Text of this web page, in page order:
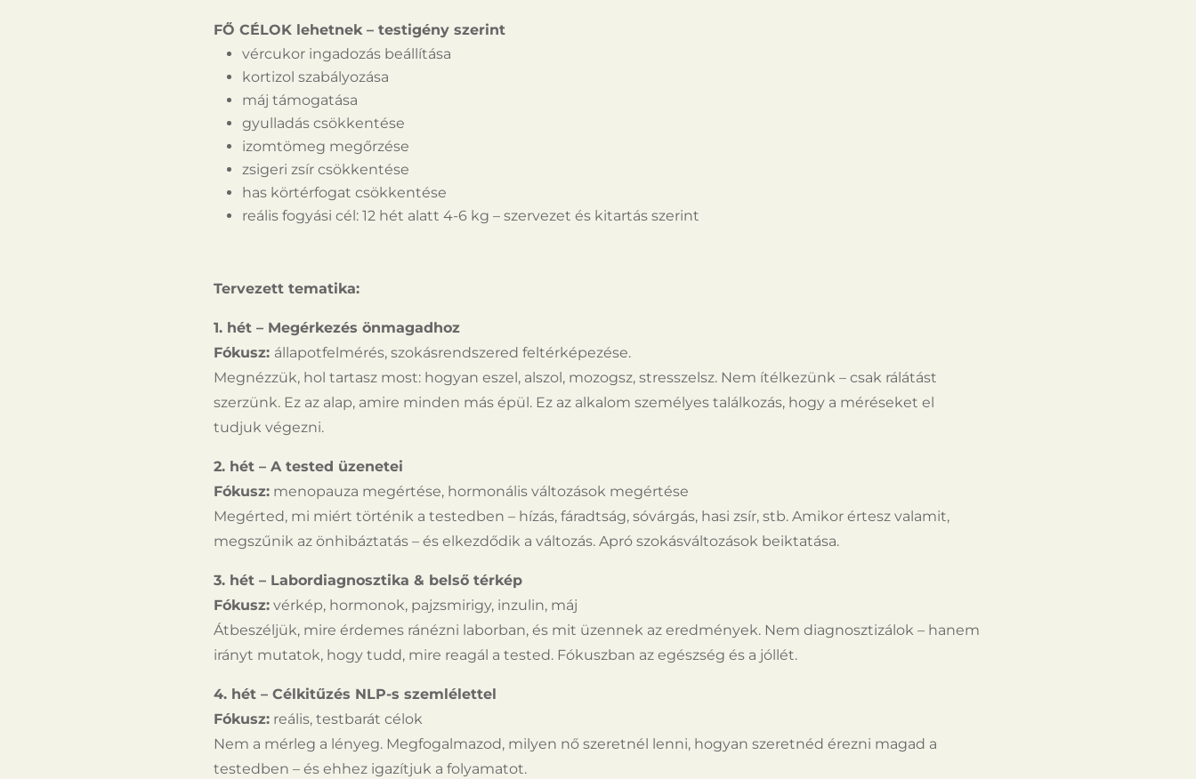
FŐ CÉLOK lehetnek – testigény szerint
vércukor ingadozás beállítása
kortizol szabályozása
máj támogatása
gyulladás csökkentése
izomtömeg megőrzése
zsigeri zsír csökkentése
has körtérfogat csökkentése
reális fogyási cél: 12 hét alatt 4-6 kg – szervezet és kitartás szerint
Tervezett tematika:
1. hét – Megérkezés önmagadhoz
Fókusz: állapotfelmérés, szokásrendszered feltérképezése.
Megnézzük, hol tartasz most: hogyan eszel, alszol, mozogsz, stresszelsz. Nem ítélkezünk – csak rálátást
szerzünk. Ez az alap, amire minden más épül. Ez az alkalom személyes találkozás, hogy a méréseket el
tudjuk végezni.
2. hét – A tested üzenetei
Fókusz: menopauza megértése, hormonális változások megértése
Megérted, mi miért történik a testedben – hízás, fáradtság, sóvárgás, hasi zsír, stb. Amikor értesz valamit,
megszűnik az önhibáztatás – és elkezdődik a változás. Apró szokásváltozások beiktatása.
3. hét – Labordiagnosztika & belső térkép
Fókusz: vérkép, hormonok, pajzsmirigy, inzulin, máj
Átbeszéljük, mire érdemes ránézni laborban, és mit üzennek az eredmények. Nem diagnosztizálok – hanem
irányt mutatok, hogy tudd, mire reagál a tested. Fókuszban az egészség és a jóllét.
4. hét – Célkitűzés NLP-s szemlélettel
Fókusz: reális, testbarát célok
Nem a mérleg a lényeg. Megfogalmazod, milyen nő szeretnél lenni, hogyan szeretnéd érezni magad a
testedben – és ehhez igazítjuk a folyamatot.